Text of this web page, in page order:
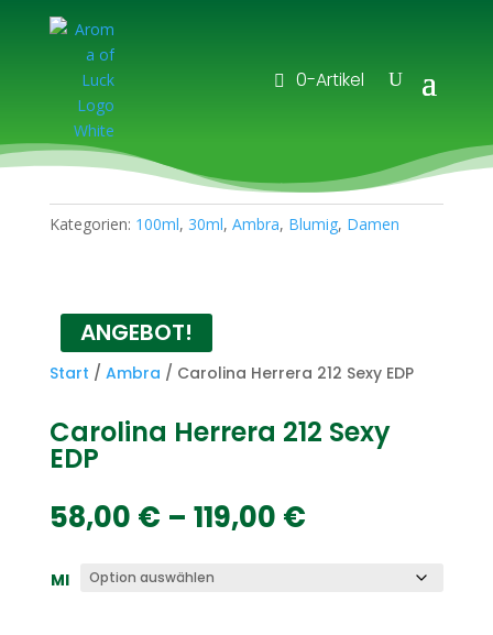
0-Artikel
Kategorien: 100ml, 30ml, Ambra, Blumig, Damen
ANGEBOT!
Start / Ambra / Carolina Herrera 212 Sexy EDP
Carolina Herrera 212 Sexy
EDP
58,00 € – 119,00 €
Ml